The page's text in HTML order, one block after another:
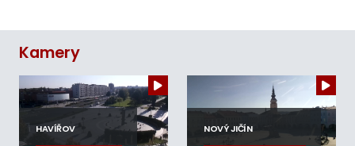
Kamery
HAVÍŘOV NOVÝ JIČÍN